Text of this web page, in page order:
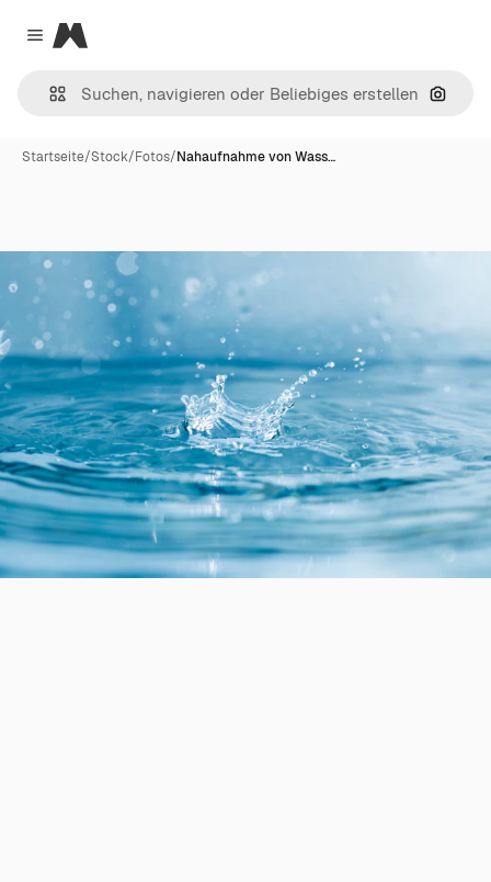
Close menu
Magnific
Nach
Startseite/Stock/Fotos/Nahaufnahme von Wass…